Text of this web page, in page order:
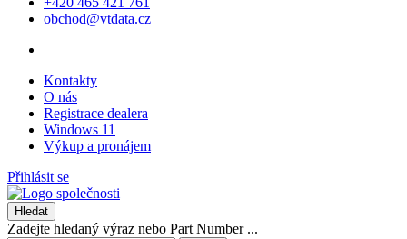
obchod@vtdata.cz
Kontakty
O nás
Registrace dealera
Windows 11
Výkup a pronájem
Přihlásit se
Hledat
Zadejte hledaný výraz nebo Part Number ...